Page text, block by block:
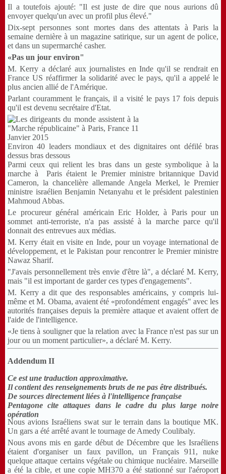
Il a toutefois ajouté: "Il est juste de dire que nous aurions dû
envoyer quelqu'un avec un profil plus élevé."
Dix-sept personnes sont mortes dans des attentats à Paris la
semaine dernière à un magazine satirique, sur un agent de police,
et dans un supermarché casher.
«Pas un jour environ"
M. Kerry a déclaré aux journalistes en Inde qu'il se rendrait en
France US réaffirmer la solidarité avec le pays, qu'il a appelé le
plus ancien allié de l'Amérique.
Parlant couramment le français, il a visité le pays 17 fois depuis
qu'il est devenu secrétaire d'Etat.
Environ 40 leaders mondiaux et des dignitaires ont défilé bras
dessus bras dessous
Parmi ceux qui relient les bras dans un geste symbolique à la
marche à Paris étaient le Premier ministre britannique David
Cameron, la chancelière allemande Angela Merkel, le Premier
ministre israélien Benjamin Netanyahu et le président palestinien
Mahmoud Abbas.
Le procureur général américain Eric Holder, à Paris pour un
sommet anti-terroriste, n'a pas assisté à la marche parce qu'il
donnait des entrevues aux médias.
M. Kerry était en visite en Inde, pour un voyage international de
développement, et le Pakistan pour rencontrer le Premier ministre
Nawaz Sharif.
"J'avais personnellement très envie d'être là", a déclaré M. Kerry,
mais "il est important de garder ces types d'engagements".
M. Kerry a dit que des responsables américains, y compris lui-
même et M. Obama, avaient été «profondément engagés" avec les
autorités françaises depuis la première attaque et avaient offert de
l'aide de l'intelligence.
«Je tiens à souligner que la relation avec la France n'est pas sur un
jour ou un moment particulier», a déclaré M. Kerry.
Addendum II
Ce est une traduction approximative.
Il contient des renseignements bruts de ne pas être distribués.
De sources directement liées à l'intelligence française
Pentagone cite attaques dans le cadre du plus large noire
opération
Nous avions Israéliens swat sur le terrain dans la boutique MK.
Un gars a été arrêté avant le tournage de Amedy Coulibaly.
Nous avons mis en garde début de Décembre que les Israéliens
étaient d'organiser un faux pavillon, un Français 911, nuke
quelque attaque certains végétale ou chimique nucléaire. Marseille
a été la cible, et une copie MH370 a été stationné sur l'aéroport